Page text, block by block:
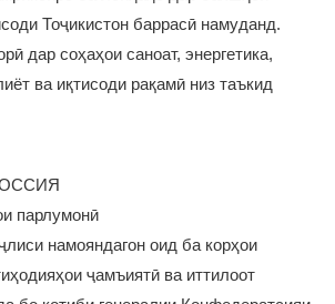
Тоҷикистон баррасӣ намуданд.
дар соҳаҳои саноат, энергетика,
ва иқтисоди рақамӣ низ таъкид
парлумонӣ
намояндагон оид ба корҳои
ҷамъиятӣ ва иттилоот